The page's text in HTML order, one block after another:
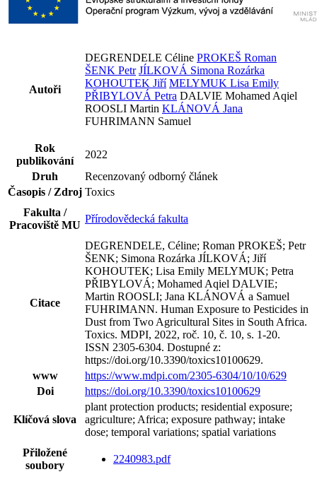
Autoři
DEGRENDELE Céline PROKEŠ Roman
ŠENK Petr JÍLKOVÁ Simona Rozárka
KOHOUTEK Jiří MELYMUK Lisa Emily
PŘIBYLOVÁ Petra DALVIE Mohamed Aqiel
ROOSLI Martin KLÁNOVÁ Jana
FUHRIMANN Samuel
Rok
publikování
2022
Druh
Recenzovaný odborný článek
Časopis / Zdroj Toxics
Fakulta /
Pracoviště MU
Přírodovědecká fakulta
Citace
DEGRENDELE, Céline; Roman PROKEŠ; Petr
ŠENK; Simona Rozárka JÍLKOVÁ; Jiří
KOHOUTEK; Lisa Emily MELYMUK; Petra
PŘIBYLOVÁ; Mohamed Aqiel DALVIE;
Martin ROOSLI; Jana KLÁNOVÁ a Samuel
FUHRIMANN. Human Exposure to Pesticides in
Dust from Two Agricultural Sites in South Africa.
Toxics. MDPI, 2022, roč. 10, č. 10, s. 1-20.
ISSN 2305-6304. Dostupné z:
https://doi.org/10.3390/toxics10100629.
www
https://www.mdpi.com/2305-6304/10/10/629
Doi
https://doi.org/10.3390/toxics10100629
Klíčová slova
plant protection products; residential exposure;
agriculture; Africa; exposure pathway; intake
dose; temporal variations; spatial variations
Přiložené
soubory
2240983.pdf